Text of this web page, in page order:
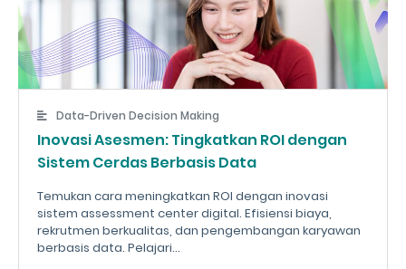
Data-Driven Decision Making
Inovasi Asesmen: Tingkatkan ROI dengan
Sistem Cerdas Berbasis Data
Temukan cara meningkatkan ROI dengan inovasi
sistem assessment center digital. Efisiensi biaya,
rekrutmen berkualitas, dan pengembangan karyawan
berbasis data. Pelajari...